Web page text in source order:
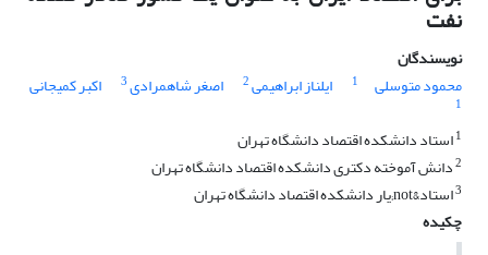
نفت
نویسندگان
محمود متوسلی
1 ایلناز ابراهیمی2 اصغر شاهمرادی3 اکبر کمیجانی
1
1استاد دانشکده اقتصاد دانشگاه تهران
2دانش آموخته دکتری دانشکده اقتصاد دانشگاه تهران
3استاد&not;یار دانشکده اقتصاد دانشگاه تهران
چکیده